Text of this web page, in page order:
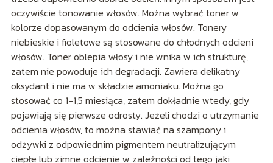
oczywiście tonowanie włosów. Można wybrać toner w
kolorze dopasowanym do odcienia włosów. Tonery
niebieskie i fioletowe są stosowane do chłodnych odcieni
włosów. Toner oblepia włosy i nie wnika w ich strukturę,
zatem nie powoduje ich degradacji. Zawiera delikatny
oksydant i nie ma w składzie amoniaku. Można go
stosować co 1-1,5 miesiąca, zatem dokładnie wtedy, gdy
pojawiają się pierwsze odrosty. Jeżeli chodzi o utrzymanie
odcienia włosów, to można stawiać na szampony i
odżywki z odpowiednim pigmentem neutralizującym
ciepłe lub zimne odcienie w zależności od tego jaki